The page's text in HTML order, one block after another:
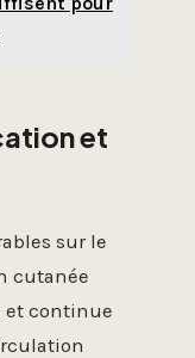
et
sur le
cutanée
et continue